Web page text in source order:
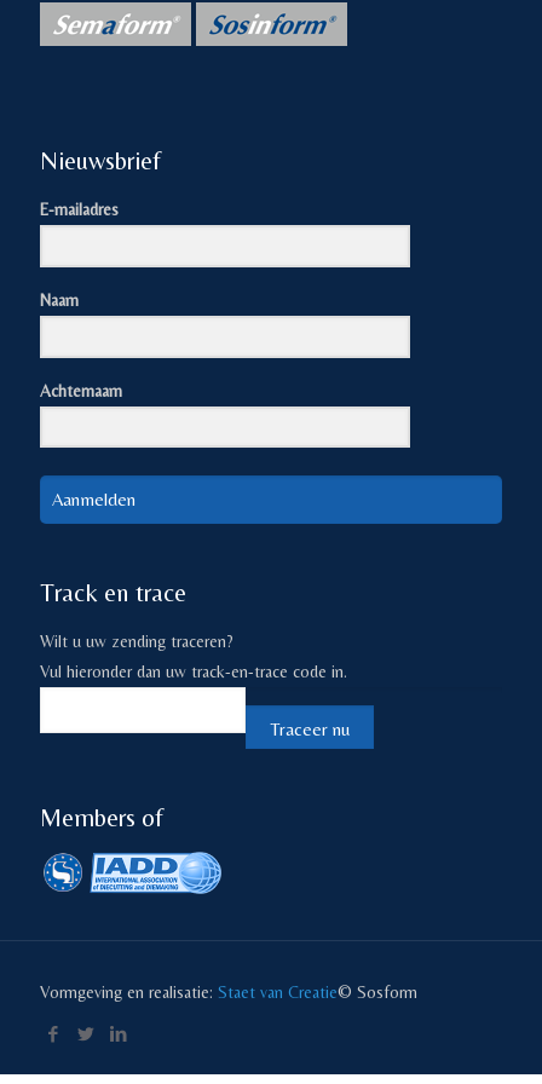
Nieuwsbrief
E-mailadres
Naam
Achternaam
Aanmelden
Track en trace
Wilt u uw zending traceren?
Vul hieronder dan uw track-en-trace code in.
Members of
© Sosform
Vormgeving en realisatie: Staet van Creatie